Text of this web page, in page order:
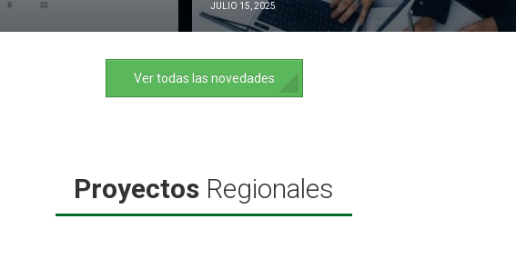
JULIO 15, 2025
Ver todas las novedades
Proyectos Regionales